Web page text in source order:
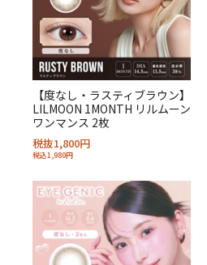
【度なし・ラスティブラウン】
LILMOON 1MONTH リルムーン
ワンマンス 2枚
税抜1,800円
税込1,980円